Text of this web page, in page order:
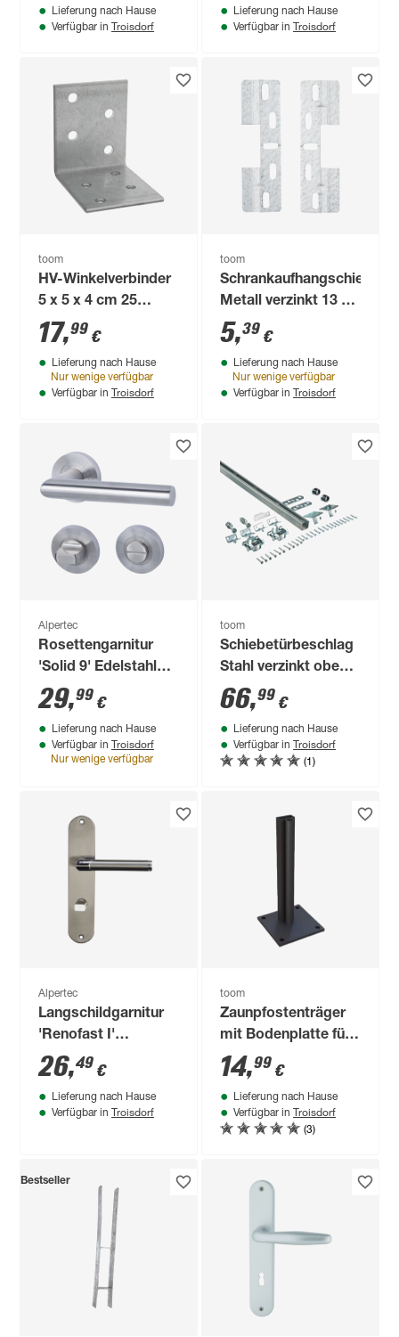
Lieferung nach Hause
Verfügbar in Troisdorf
Lieferung nach Hause
Verfügbar in Troisdorf
toom
HV-Winkelverbinder
5 x 5 x 4 cm 25
Stück
17,99 €
Lieferung nach Hause
Nur wenige verfügbar
Verfügbar in Troisdorf
toom
Schrankaufhangschienen
Metall verzinkt 13 x
3,8 x 0,6 cm 4 Stück
5,39 €
Lieferung nach Hause
Nur wenige verfügbar
Verfügbar in Troisdorf
Alpertec
Rosettengarnitur
'Solid 9' Edelstahl
satiniert, für Bad/WC
29,99 €
Lieferung nach Hause
Verfügbar in Troisdorf
Nur wenige verfügbar
toom
Schiebetürbeschlag
Stahl verzinkt oben
laufend 5,5 x 1850
mm
66,99 €
Lieferung nach Hause
Verfügbar in Troisdorf
(1)
Alpertec
Langschildgarnitur
'Renofast I'
Edelstahl
poliert/satiniert, für
Bad/WC
26,49 €
Lieferung nach Hause
Verfügbar in Troisdorf
toom
Zaunpfostenträger
mit Bodenplatte für
WPC Zaun 'Tim' und
Mülltonnenbox
Umrandung.
anthrazit 13,5 x 13,5
14,99 €
Lieferung nach Hause
Verfügbar in Troisdorf
(3)
Bestseller